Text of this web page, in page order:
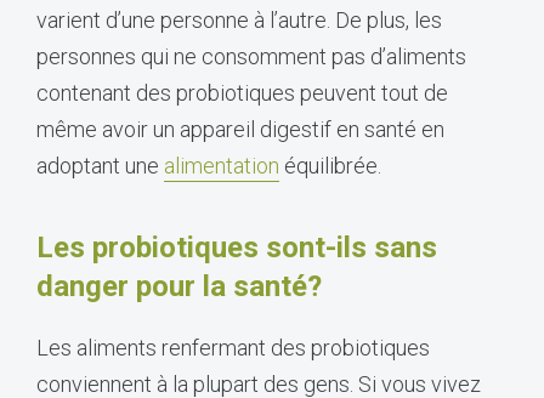
varient d’une personne à l’autre. De plus, les
personnes qui ne consomment pas d’aliments
contenant des probiotiques peuvent tout de
même avoir un appareil digestif en santé en
adoptant une alimentation équilibrée.
Les probiotiques sont-ils sans
danger pour la santé?
Les aliments renfermant des probiotiques
conviennent à la plupart des gens. Si vous vivez